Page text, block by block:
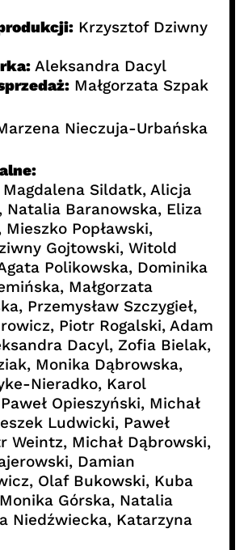
Krzysztof Dziwny
Aleksandra Dacyl
Małgorzata Szpak
Nieczuja-Urbańska
Sildatk, Alicja
Natalia Baranowska, Eliza
Popławski,
Gojtowski, Witold
Polikowska, Dominika
Małgorzata
Przemysław Szczygieł,
Piotr Rogalski, Adam
Dacyl, Zofia Bielak,
Monika Dąbrowska,
Nieradko, Karol
Opieszyński, Michał
Ludwicki, Paweł
Weintz, Michał Dąbrowski,
Damian
Olaf Bukowski, Kuba
Górska, Natalia
Niedźwiecka, Katarzyna